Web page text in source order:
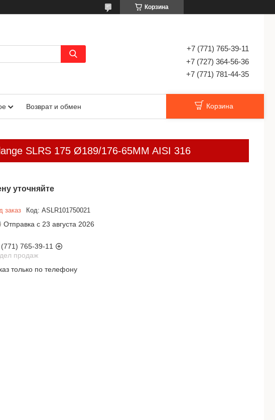
Корзина
+7 (771) 765-39-11
+7 (727) 364-56-36
+7 (771) 781-44-35
Возврат и обмен Корзина
SLRS 175 Ø189/176-65MM AISI 316
уточняйте
заказ Код: ASLR101750021
Отправка с 23 августа 2026
765-39-11
продаж
только по телефону